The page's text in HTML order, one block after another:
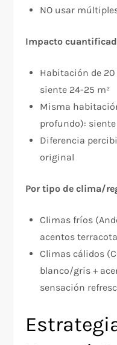
NO usar
Impacto
Habitación de
siente 24-25 m²
Misma
profundo): siente
Diferencia
original
Por tipo de clima/
Climas fríos
acentos
Climas cálidos
blanco/gris +
sensación